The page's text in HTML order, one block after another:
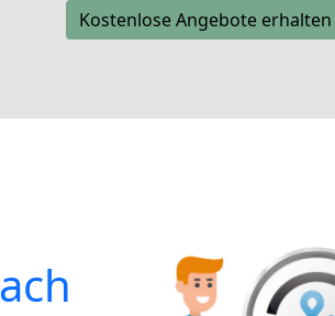
Kostenlose Angebote erhalten